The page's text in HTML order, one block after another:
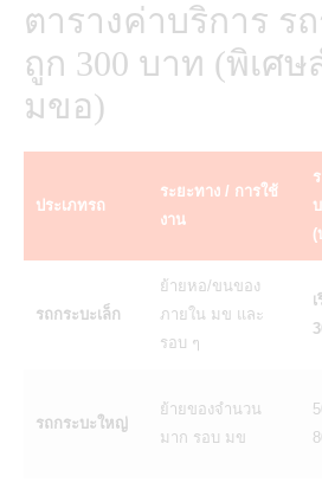
ตารางค่าบริการ ร
ถูก 300 บาท (พิเศ
มขอ)
ประเภทรถ
ระยะทาง / การใช้
งาน
(
รถกระบะเล็ก
ย้ายหอ/ขนของ
ภายใน มข และ
รอบ ๆ
รถกระบะใหญ่
ย้ายของจำนวน
มาก รอบ มข